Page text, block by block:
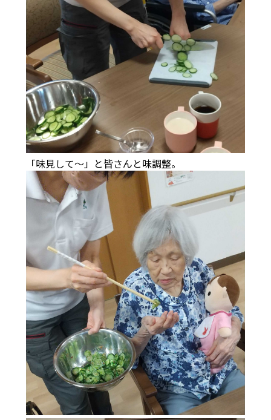
「味見して～」と皆さんと味調整。